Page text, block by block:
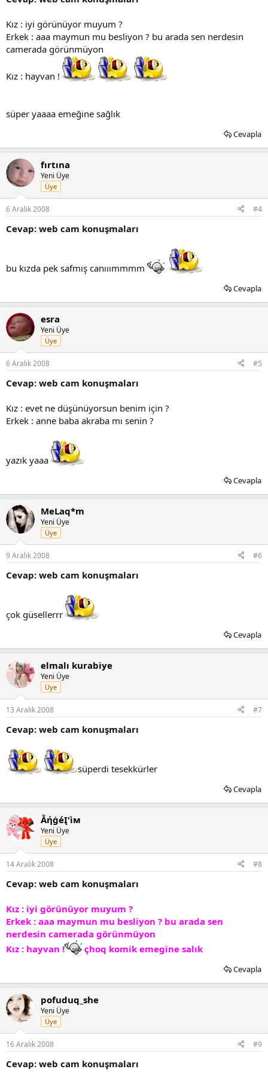
Kız : iyi görünüyor muyum ?
Erkek : aaa maymun mu besliyon ? bu arada sen nerdesin
camerada görünmüyon
Kız : hayvan !
süper yaaaa emeğine sağlık
Cevapla
fırtına
Yeni Üye
Üye
6 Aralık 2008 #4
Cevap: web cam konuşmaları
bu kızda pek safmış canııımmmm
Cevapla
esra
Yeni Üye
Üye
6 Aralık 2008 #5
Cevap: web cam konuşmaları
Kız : evet ne düşünüyorsun benim için ?
Erkek : anne baba akraba mı senin ?
yazık yaaa
Cevapla
MeLaq*m
Yeni Üye
Üye
9 Aralık 2008 #6
Cevap: web cam konuşmaları
çok güsellerrr
Cevapla
elmalı kurabiye
Yeni Üye
Üye
13 Aralık 2008 #7
Cevap: web cam konuşmaları
süperdi tesekkürler
Cevapla
ẰήģéĮ'ìм
Yeni Üye
Üye
14 Aralık 2008 #8
Cevap: web cam konuşmaları
Kız : iyi görünüyor muyum ?
Erkek : aaa maymun mu besliyon ? bu arada sen
nerdesin camerada görünmüyon
Kız : hayvan !
çhoq komik emegine salık
Cevapla
pofuduq_she
Yeni Üye
Üye
16 Aralık 2008 #9
Cevap: web cam konuşmaları